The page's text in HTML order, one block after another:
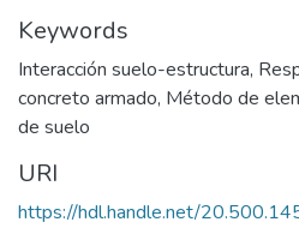
Keywords
Interacción suelo-estructura,
concreto armado, Método de
de suelo
URI
https://hdl.handle.net/